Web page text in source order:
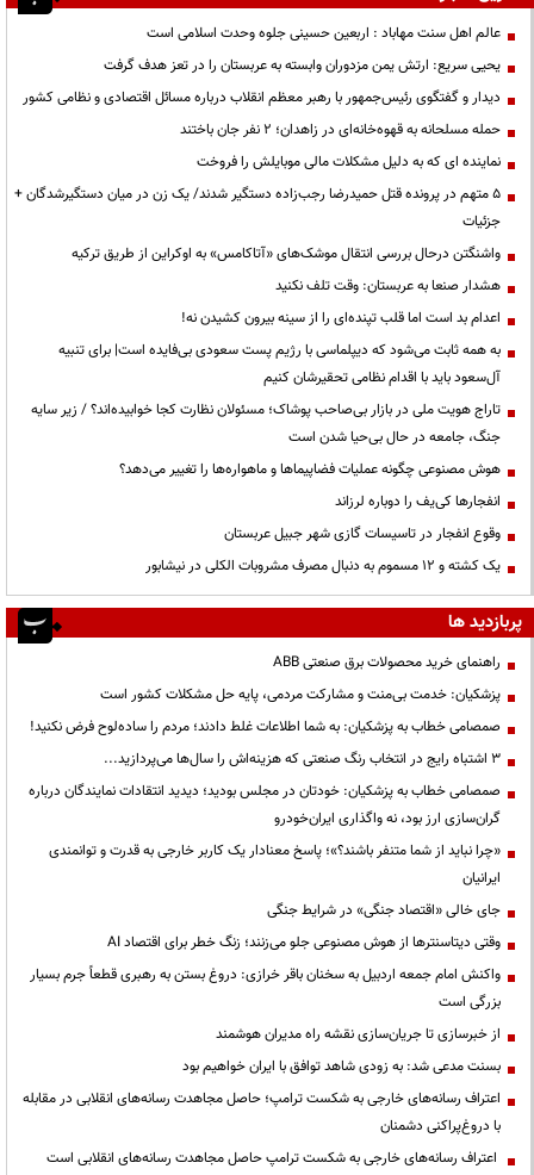
عالم اهل سنت مهاباد : اربعین حسینی جلوه وحدت اسلامی است
یحیی سریع: ارتش یمن مزدوران وابسته به عربستان را در تعز هدف گرفت
دیدار و گفتگوی رئیس‌جمهور با رهبر معظم انقلاب درباره مسائل اقتصادی و نظامی کشور
حمله مسلحانه به قهوه‌خانه‌ای در زاهدان؛ ۲ نفر جان باختند
نماینده ای که به دلیل مشکلات مالی موبایلش را فروخت
۵ متهم در پرونده قتل حمیدرضا رجب‌زاده دستگیر شدند/ یک زن در میان دستگیرشدگان +
جزئیات
واشنگتن درحال بررسی انتقال موشک‌های «آتاکامس» به اوکراین از طریق ترکیه
هشدار صنعا به عربستان: وقت تلف نکنید
اعدام بد است اما قلب تپنده‌ای را از سینه بیرون کشیدن نه!
به همه ثابت می‌شود که دیپلماسی با رژیم پست سعودی بی‌فایده است| برای تنبیه
آل‌سعود باید با اقدام نظامی تحقیرشان کنیم
تاراج هویت ملی در بازار بی‌صاحب پوشاک؛ مسئولان نظارت کجا خوابیده‌اند؟ / زیر سایه
جنگ، جامعه در حال بی‌حیا شدن است
هوش مصنوعی چگونه عملیات فضاپیماها و ماهواره‌ها را تغییر می‌دهد؟
انفجارها کی‌یف را دوباره لرزاند
وقوع انفجار در تاسیسات گازی شهر جبیل عربستان
یک کشته و ۱۲ مسموم به دنبال مصرف مشروبات الکلی در نیشابور
پربازدید ها
راهنمای خرید محصولات برق صنعتی ABB
پزشکیان: خدمت بی‌منت و مشارکت مردمی، پایه حل مشکلات کشور است
صمصامی خطاب به پزشکیان: به شما اطلاعات غلط دادند؛ مردم را ساده‌لوح فرض نکنید!
3 اشتباه رایج در انتخاب رنگ صنعتی که هزینه‌اش را سال‌ها می‌پردازید...
صمصامی خطاب به پزشکیان: خودتان در مجلس بودید؛ دیدید انتقادات نمایندگان درباره
گران‌سازی ارز بود، نه واگذاری ایران‌خودرو
«چرا نباید از شما متنفر باشند؟»؛ پاسخ معنادار یک کاربر خارجی به قدرت و توانمندی
ایرانیان
جای خالی «اقتصاد جنگی» در شرایط جنگی
وقتی دیتاسنترها از هوش مصنوعی جلو می‌زنند؛ زنگ خطر برای اقتصاد AI
واکنش امام جمعه اردبیل به سخنان باقر خرازی: دروغ بستن به رهبری قطعاً جرم بسیار
بزرگی است
از خبرسازی تا جریان‌سازی نقشه راه مدیران هوشمند
بسنت مدعی شد: به زودی شاهد توافق با ایران خواهیم بود
اعتراف رسانه‌های خارجی به شکست ترامپ؛ حاصل مجاهدت رسانه‌های انقلابی در مقابله
با دروغ‌پراکنی دشمنان
اعتراف رسانه‌های خارجی به شکست ترامپ حاصل مجاهدت رسانه‌های انقلابی است